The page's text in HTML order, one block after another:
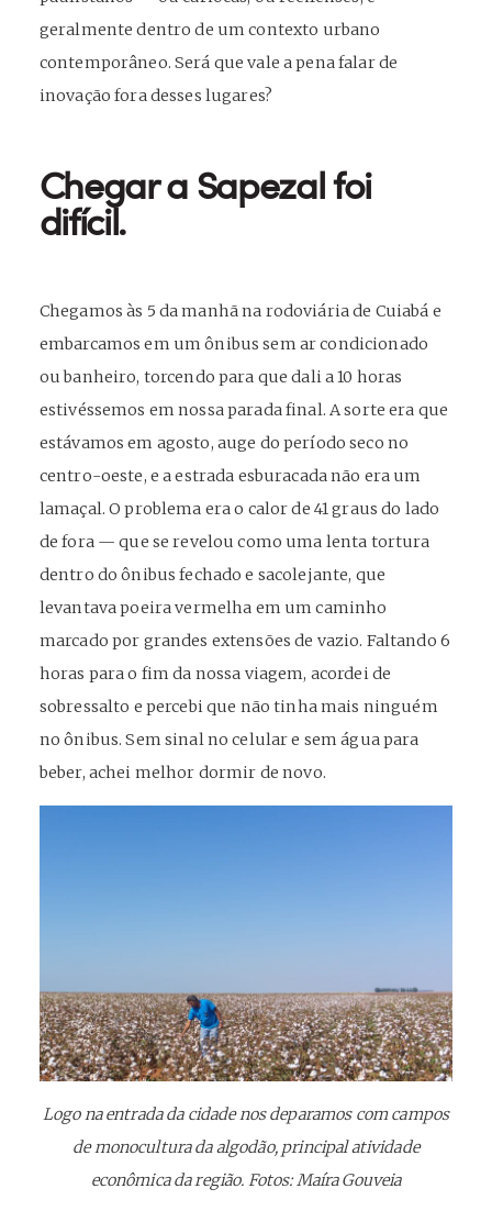
geralmente dentro de um contexto urbano
contemporâneo. Será que vale a pena falar de
inovação fora desses lugares?
Chegar a Sapezal foi
difícil.
Chegamos às 5 da manhã na rodoviária de Cuiabá e
embarcamos em um ônibus sem ar condicionado
ou banheiro, torcendo para que dali a 10 horas
estivéssemos em nossa parada final. A sorte era que
estávamos em agosto, auge do período seco no
centro-oeste, e a estrada esburacada não era um
lamaçal. O problema era o calor de 41 graus do lado
de fora — que se revelou como uma lenta tortura
dentro do ônibus fechado e sacolejante, que
levantava poeira vermelha em um caminho
marcado por grandes extensões de vazio. Faltando 6
horas para o fim da nossa viagem, acordei de
sobressalto e percebi que não tinha mais ninguém
no ônibus. Sem sinal no celular e sem água para
beber, achei melhor dormir de novo.
Logo na entrada da cidade nos deparamos com campos
de monocultura da algodão, principal atividade
econômica da região. Fotos: Maíra Gouveia